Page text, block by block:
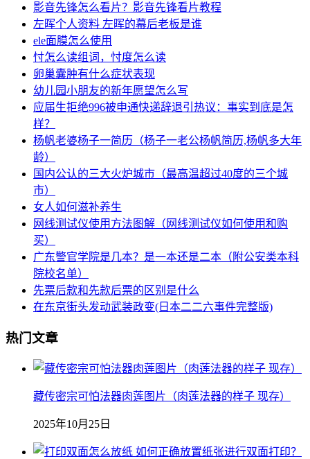
影音先锋怎么看片？影音先锋看片教程
左晖个人资料 左晖的幕后老板是谁
ele面膜怎么使用
忖怎么读组词，忖度怎么读
卵巢囊肿有什么症状表现
幼儿园小朋友的新年愿望怎么写
应届生拒绝996被申通快递辞退引热议：事实到底是怎
样？
杨帆老婆杨子一简历（杨子一老公杨帆简历,杨帆多大年
龄）
国内公认的三大火炉城市（最高温超过40度的三个城
市）
女人如何滋补养生
网线测试仪使用方法图解（网线测试仪如何使用和购
买）
广东警官学院是几本？是一本还是二本（附公安类本科
院校名单）
先票后款和先款后票的区别是什么
在东京街头发动武装政变(日本二二六事件完整版)
热门文章
藏传密宗可怕法器肉莲图片（肉莲法器的样子 现存）
2025年10月25日